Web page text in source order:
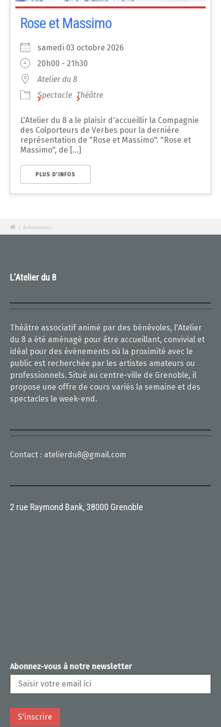
Rose et Massimo
samedi 03 octobre 2026
20h00 - 21h30
Atelier du 8
Spectacle Théâtre
L'Atelier du 8 a le plaisir d'accueillir la Compagnie
des Colporteurs de Verbes pour la dernière
représentation de "Rose et Massimo". "Rose et
Massimo", de [...]
PLUS D’INFOS
/ Évènements
L'Atelier du 8
Théâtre associatif animé par des bénévoles, l'Atelier
du 8 a été aménagé pour être accueillant, convivial et
idéal pour des évènements où la proximité avec le
public est recherchée par les artistes amateurs ou
professionnels. Situé au centre-ville de Grenoble, il
propose une offre de cours variés la semaine et des
spectacles le week-end.
Contact : atelierdu8@gmail.com
2 rue Raymond Bank, 38000 Grenoble
Abonnez-vous à notre newsletter